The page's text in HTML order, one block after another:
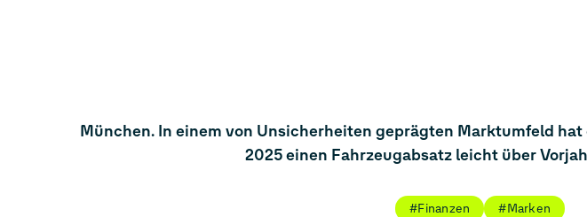
München. In einem von Unsicherheiten geprägten Marktumfeld hat
2025 einen Fahrzeugabsatz leicht über
#Finanzen #Marken